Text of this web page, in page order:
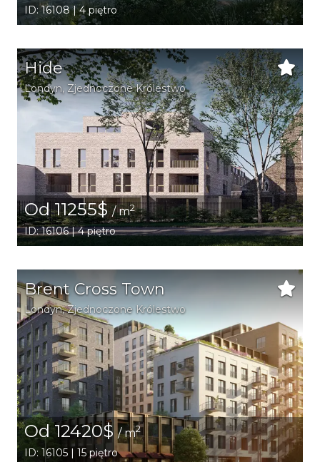
ID: 16108 | 4 piętro
Hide
Londyn, Zjednoczone Królestwo
Od 11255$/ m2
ID: 16106 | 4 piętro
Brent Cross Town
Londyn, Zjednoczone Królestwo
Od 12420$/ m2
ID: 16105 | 15 piętro